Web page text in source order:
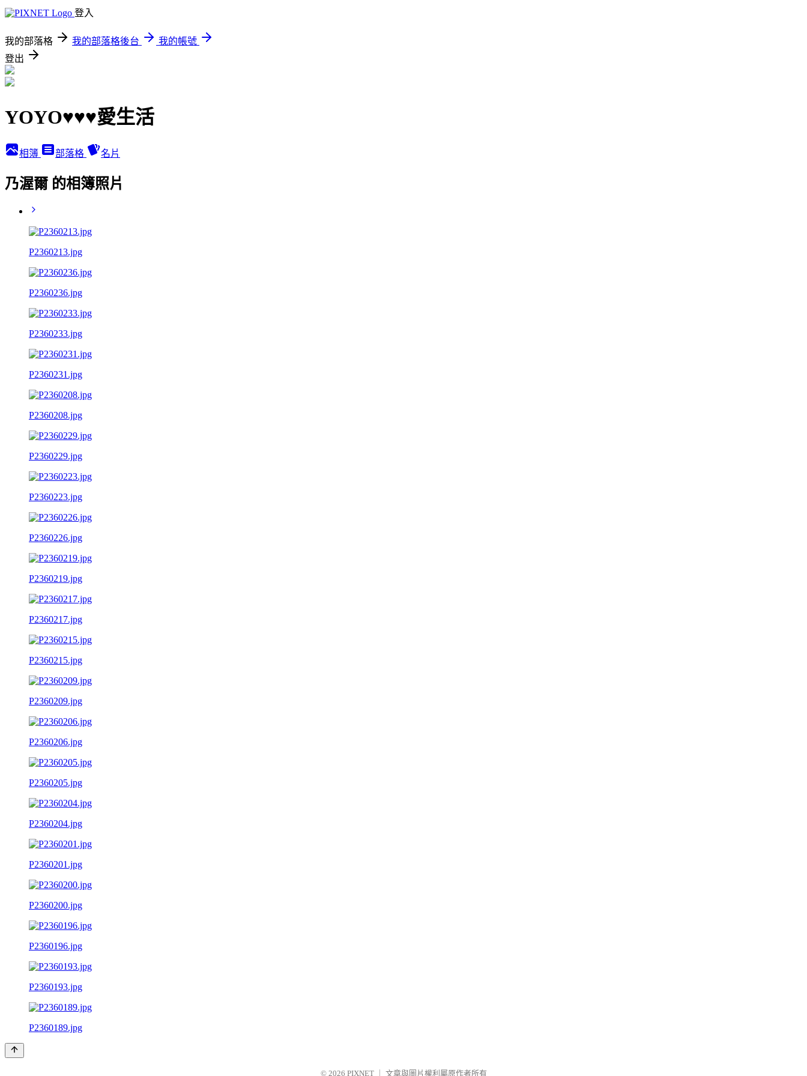
登入
我的部落格 我的部落格後台
我的帳號
登出
YOYO♥♥♥愛生活
相簿 部落格 名片
乃渥爾 的相簿照片
P2360213.jpg
P2360236.jpg
P2360233.jpg
P2360231.jpg
P2360208.jpg
P2360229.jpg
P2360223.jpg
P2360226.jpg
P2360219.jpg
P2360217.jpg
P2360215.jpg
P2360209.jpg
P2360206.jpg
P2360205.jpg
P2360204.jpg
P2360201.jpg
P2360200.jpg
P2360196.jpg
P2360193.jpg
P2360189.jpg
© 2026 PIXNET 文章與圖片權利屬原作者所有